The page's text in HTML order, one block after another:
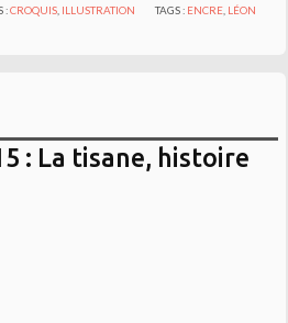
:CROQUIS, ILLUSTRATION TAGS : ENCRE LÉON
: La tisane, histoire